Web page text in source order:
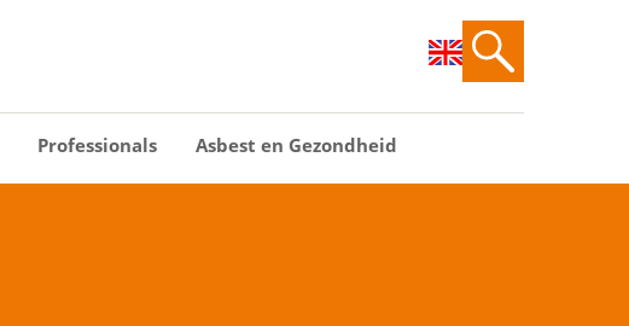
Professionals Asbest en Gezondheid